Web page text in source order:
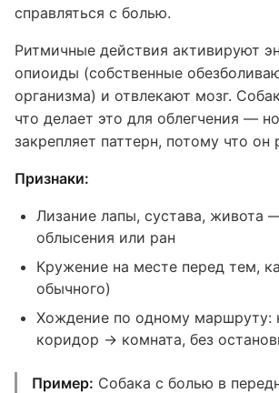
справляться с болью.
Ритмичные действия активируют
опиоиды (собственные
организма) и отвлекают мозг.
что делает это для облегчения —
закрепляет паттерн, потому что он
Признаки:
Лизание лапы, сустава, живота
облысения или ран
Кружение на месте перед тем,
обычного)
Хождение по одному маршруту:
коридор → комната, без
Пример: Собака с болью в